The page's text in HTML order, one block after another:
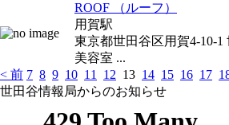
ROOF （ルーフ）
用賀駅
東京都世田谷区用賀4-10-
美容室 ...
< 前 7 8 9 10 11 12 13 14 15 16 17
世田谷情報局からのお知らせ